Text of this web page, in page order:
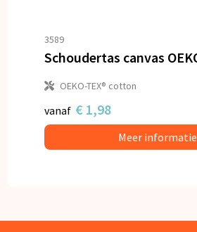
3589
OEKO-TEX® cotton
vanaf € 1,98
Meer informatie